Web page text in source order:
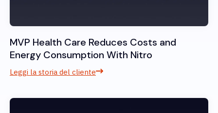
MVP Health Care Reduces Costs and
Energy Consumption With Nitro
Leggi la storia del cliente